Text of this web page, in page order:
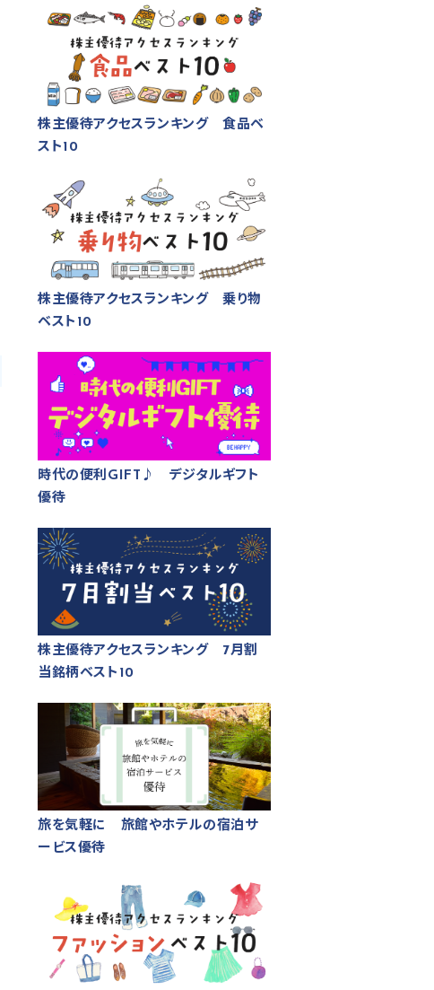
株主優待アクセスランキング 食品ベ
スト10
株主優待アクセスランキング 乗り物
ベスト10
時代の便利GIFT♪ デジタルギフト
優待
株主優待アクセスランキング 7月割
当銘柄ベスト10
旅を気軽に 旅館やホテルの宿泊サ
ービス優待